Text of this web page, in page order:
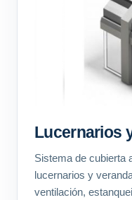
Lucernarios
Sistema de cubierta
lucernarios y
ventilación,